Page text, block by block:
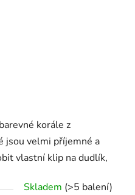
korále z
jsou velmi příjemné a
vlastní klip na dudlík,
Skladem (>5 balení)